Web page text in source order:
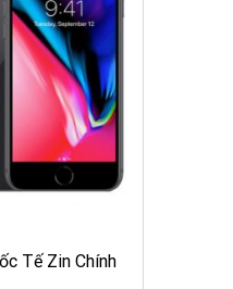
Tế Zin Chính